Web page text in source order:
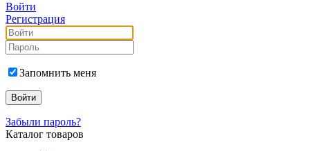
Войти
Регистрация
Запомнить меня
Забыли пароль?
Каталог товаров